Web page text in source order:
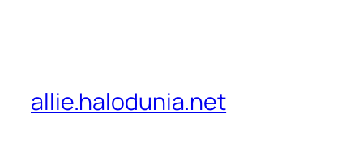
allie.halodunia.net